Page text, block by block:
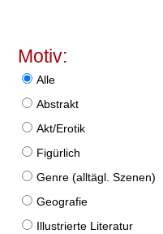
Motiv:
Alle
Abstrakt
Akt/Erotik
Figürlich
Genre (alltägl. Szenen)
Geografie
Illustrierte Literatur